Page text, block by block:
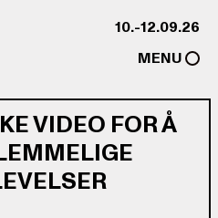
10.-12.09.26
MENU
VIDEO FOR Å